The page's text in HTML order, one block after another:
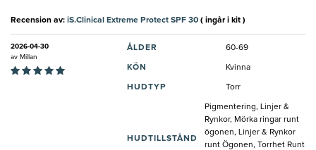
Recension av: iS.Clinical Extreme Protect SPF 30 ( ingår i kit )
2026-04-30
av Millan
ÅLDER 60-69
KÖN Kvinna
HUDTYP Torr
HUDTILLSTÅND
Pigmentering, Linjer &
Rynkor, Mörka ringar runt
ögonen, Linjer & Rynkor
runt Ögonen, Torrhet Runt